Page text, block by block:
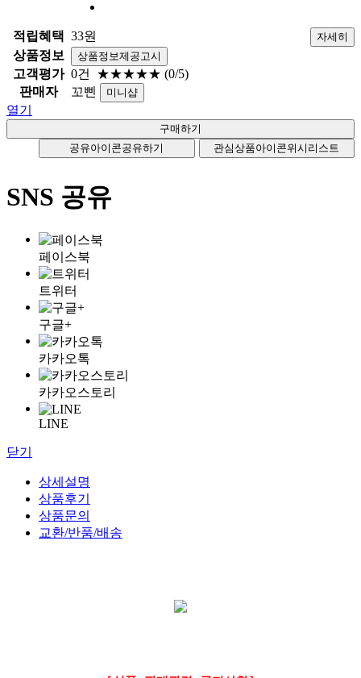
적립혜택 33원 자세히
상품정보 상품정보제공고시
고객평가 0건 ★★★★★ (0/5)
판매자
꼬삔 미니샵
열기
공유아이콘공유하기 관심상품아이콘위시리스트
SNS 공유
페이스북
트위터
구글+
카카오톡
카카오스토리
LINE
닫기
상세설명
상품후기
상품문의
교환/반품/배송